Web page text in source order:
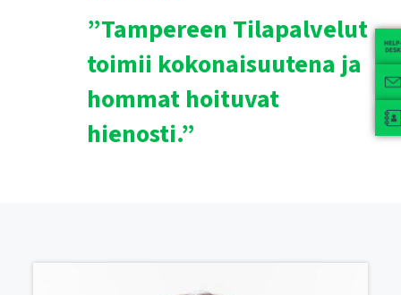
”Tampereen Tilapalvelut
toimii kokonaisuutena ja
hommat hoituvat
hienosti.”